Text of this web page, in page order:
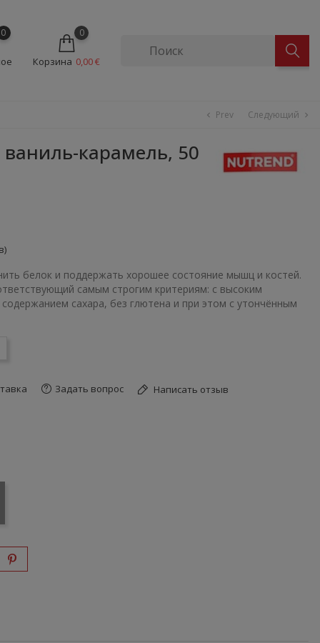
0 0
Корзина 0,00 €
chevron_left Prev Следующий chevron_right
ваниль-карамель, 50
белок и поддержать хорошее состояние мышц и костей.
самым строгим критериям: с высоким
сахара, без глютена и при этом с утончённым
Задать вопрос Написать отзыв